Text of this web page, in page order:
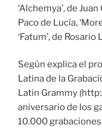
‘Alchemya’, de
Paco de Lucía,
‘Fatum’, de
Según explica el
Latina de la
Latin Grammy
aniversario de los
10.000